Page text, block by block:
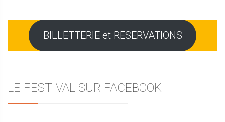
BILLETTERIE et RESERVATIONS
LE FESTIVAL SUR FACEBOOK